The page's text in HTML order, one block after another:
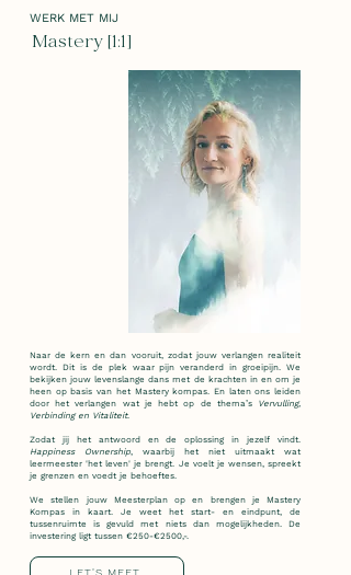
WERK MET MIJ
Mastery [1:1]
Naar de kern en dan vooruit, zodat jouw verlangen realiteit
wordt. Dit is de plek waar pijn veranderd in groeipijn. We
bekijken jouw levenslange dans met de krachten in en om je
heen op basis van het Mastery kompas. En laten ons leiden
door het verlangen wat je hebt op de thema’s
Vervulling,
Verbinding en Vitaliteit.
Zodat jij het antwoord en de oplossing in jezelf vindt.
Happiness Ownership, waarbij het niet uitmaakt wat
leermeester 'het leven' je brengt. Je voelt je wensen, spreekt
je grenzen en voedt je behoeftes.
We stellen jouw Meesterplan op en brengen je Mastery
Kompas in kaart. Je weet het start- en eindpunt, de
tussenruimte is gevuld met niets dan mogelijkheden. De
investering ligt tussen €250-€2500,-.
LET'S MEET